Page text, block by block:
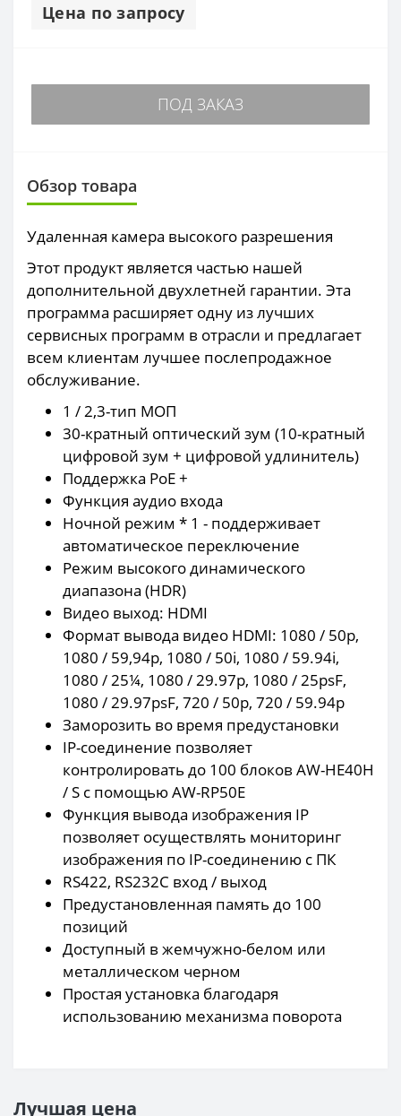
Цена по запросу
ПОД ЗАКАЗ
Обзор товара
Удаленная камера высокого разрешения
Этот продукт является частью нашей
дополнительной двухлетней гарантии. Эта
программа расширяет одну из лучших
сервисных программ в отрасли и предлагает
всем клиентам лучшее послепродажное
обслуживание.
1 / 2,3-тип МОП
30-кратный оптический зум (10-кратный
цифровой зум + цифровой удлинитель)
Поддержка PoE +
Функция аудио входа
Ночной режим * 1 - поддерживает
автоматическое переключение
Режим высокого динамического
диапазона (HDR)
Видео выход: HDMI
Формат вывода видео HDMI: 1080 / 50p,
1080 / 59,94p, 1080 / 50i, 1080 / 59.94i,
1080 / 25¼, 1080 / 29.97p, 1080 / 25psF,
1080 / 29.97psF, 720 / 50p, 720 / 59.94p
Заморозить во время предустановки
IP-соединение позволяет
контролировать до 100 блоков AW-HE40H
/ S с помощью AW-RP50E
Функция вывода изображения IP
позволяет осуществлять мониторинг
изображения по IP-соединению с ПК
RS422, RS232C вход / выход
Предустановленная память до 100
позиций
Доступный в жемчужно-белом или
металлическом черном
Простая установка благодаря
использованию механизма поворота
Лучшая цена